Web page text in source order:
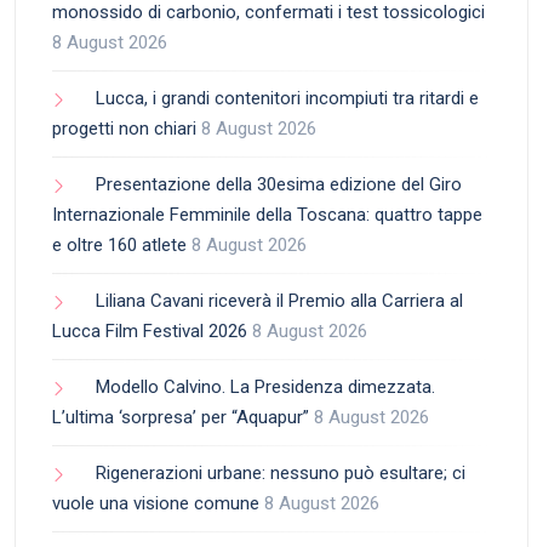
monossido di carbonio, confermati i test tossicologici
8 August 2026
Lucca, i grandi contenitori incompiuti tra ritardi e
progetti non chiari 8 August 2026
Presentazione della 30esima edizione del Giro
Internazionale Femminile della Toscana: quattro tappe
e oltre 160 atlete 8 August 2026
Liliana Cavani riceverà il Premio alla Carriera al
Lucca Film Festival 2026 8 August 2026
Modello Calvino. La Presidenza dimezzata.
L’ultima ‘sorpresa’ per “Aquapur” 8 August 2026
Rigenerazioni urbane: nessuno può esultare; ci
vuole una visione comune 8 August 2026